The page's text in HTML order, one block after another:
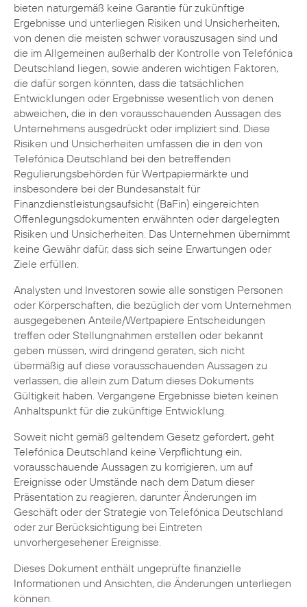
bieten naturgemäß keine Garantie für zukünftige
Ergebnisse und unterliegen Risiken und Unsicherheiten,
von denen die meisten schwer vorauszusagen sind und
die im Allgemeinen außerhalb der Kontrolle von Telefónica
Deutschland liegen, sowie anderen wichtigen Faktoren,
die dafür sorgen könnten, dass die tatsächlichen
Entwicklungen oder Ergebnisse wesentlich von denen
abweichen, die in den vorausschauenden Aussagen des
Unternehmens ausgedrückt oder impliziert sind. Diese
Risiken und Unsicherheiten umfassen die in den von
Telefónica Deutschland bei den betreffenden
Regulierungsbehörden für Wertpapiermärkte und
insbesondere bei der Bundesanstalt für
Finanzdienstleistungsaufsicht (BaFin) eingereichten
Offenlegungsdokumenten erwähnten oder dargelegten
Risiken und Unsicherheiten. Das Unternehmen übernimmt
keine Gewähr dafür, dass sich seine Erwartungen oder
Ziele erfüllen.
Analysten und Investoren sowie alle sonstigen Personen
oder Körperschaften, die bezüglich der vom Unternehmen
ausgegebenen Anteile/Wertpapiere Entscheidungen
treffen oder Stellungnahmen erstellen oder bekannt
geben müssen, wird dringend geraten, sich nicht
übermäßig auf diese vorausschauenden Aussagen zu
verlassen, die allein zum Datum dieses Dokuments
Gültigkeit haben. Vergangene Ergebnisse bieten keinen
Anhaltspunkt für die zukünftige Entwicklung.
Soweit nicht gemäß geltendem Gesetz gefordert, geht
Telefónica Deutschland keine Verpflichtung ein,
vorausschauende Aussagen zu korrigieren, um auf
Ereignisse oder Umstände nach dem Datum dieser
Präsentation zu reagieren, darunter Änderungen im
Geschäft oder der Strategie von Telefónica Deutschland
oder zur Berücksichtigung bei Eintreten
unvorhergesehener Ereignisse.
Dieses Dokument enthält ungeprüfte finanzielle
Informationen und Ansichten, die Änderungen unterliegen
können.